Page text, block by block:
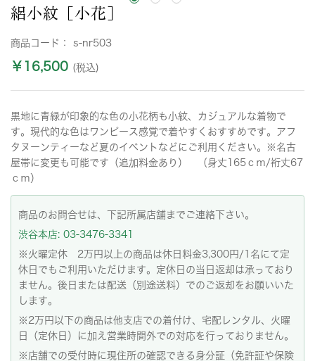
絽小紋［小花］
商品コード： s-nr503
￥16,500 (税込)
黒地に青緑が印象的な色の小花柄も小紋、カジュアルな着物で
す。現代的な色はワンピース感覚で着やすくおすすめです。アフ
タヌーンティーなど夏のイベントなどにご利用ください。※名古
屋帯に変更も可能です（追加料金あり） （身丈165ｃｍ/裄丈67
ｃｍ）
商品のお問合せは、下記所属店舗までご連絡下さい。
渋谷本店: 03-3476-3341
※火曜定休 2万円以上の商品は休日料金3,300円/1名にて定
休日でもご利用いただけます。定休日の当日返却は承っており
ません。後日または配送（別途送料）でのご返却をお願いいた
します。
※2万円以下の商品は他支店での着付け、宅配レンタル、火曜
日（定休日）に加え営業時間外での対応を行っておりません。
※店舗での受付時に現住所の確認できる身分証（免許証や保険